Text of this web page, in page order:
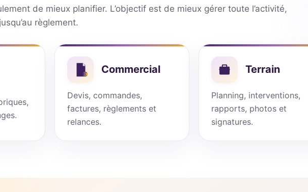
de mieux planifier. L’objectif est de mieux gérer toute l’activité,
règlement.
Commercial
Devis, commandes,
factures, règlements et
relances.
Terrain
Planning, interventions,
rapports, photos et
signatures.